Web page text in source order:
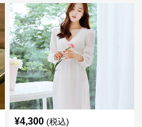
¥4,300 (税込)